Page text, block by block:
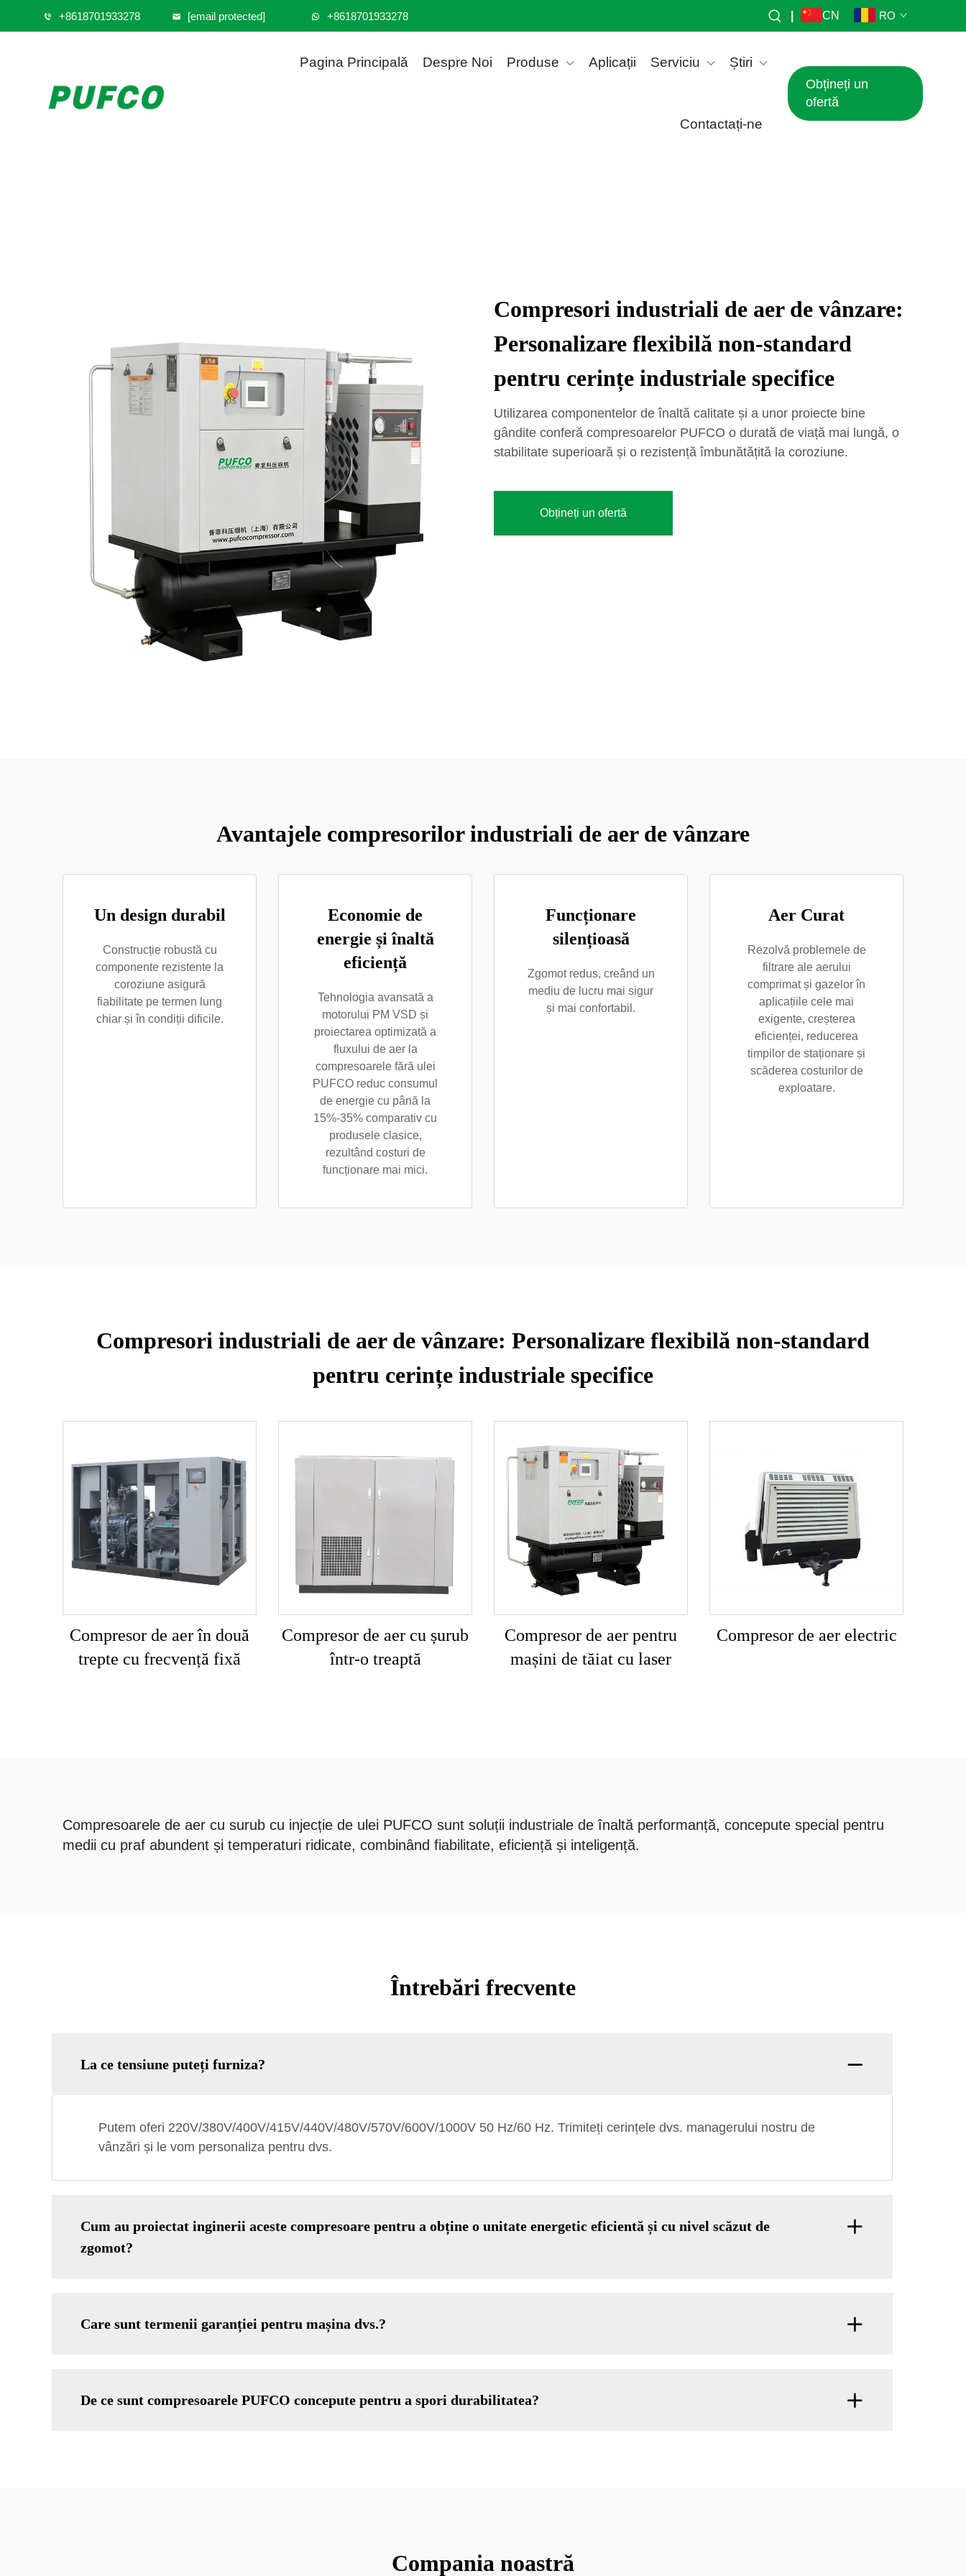
+8618701933278 [email protected] +8618701933278 CN RO
Pagina Principală Despre Noi Produse Aplicații Serviciu Știri
Contactați-ne
Obțineți un
ofertă
Compresori industriali de aer de vânzare:
Personalizare flexibilă non-standard
pentru cerințe industriale specifice
Utilizarea componentelor de înaltă calitate și a unor proiecte bine
gândite conferă compresoarelor PUFCO o durată de viață mai lungă, o
stabilitate superioară și o rezistență îmbunătățită la coroziune.
Obțineți un ofertă
Avantajele compresorilor industriali de aer de vânzare
Un design durabil
Construcție robustă cu
componente rezistente la
coroziune asigură
fiabilitate pe termen lung
chiar și în condiții dificile.
Economie de
energie și înaltă
eficiență
Tehnologia avansată a
motorului PM VSD și
proiectarea optimizată a
fluxului de aer la
compresoarele fără ulei
PUFCO reduc consumul
de energie cu până la
15%-35% comparativ cu
produsele clasice,
rezultând costuri de
funcționare mai mici.
Funcționare
silențioasă
Zgomot redus, creând un
mediu de lucru mai sigur
și mai confortabil.
Aer Curat
Rezolvă problemele de
filtrare ale aerului
comprimat și gazelor în
aplicațiile cele mai
exigente, creșterea
eficienței, reducerea
timpilor de staționare și
scăderea costurilor de
exploatare.
Compresori industriali de aer de vânzare: Personalizare flexibilă non-standard
pentru cerințe industriale specifice
Compresor de aer în două
trepte cu frecvență fixă
Compresor de aer cu șurub
într-o treaptă
Compresor de aer pentru
mașini de tăiat cu laser
Compresor de aer electric
Compresoarele de aer cu surub cu injecție de ulei PUFCO sunt soluții industriale de înaltă performanță, concepute special pentru
medii cu praf abundent și temperaturi ridicate, combinând fiabilitate, eficiență și inteligență.
Întrebări frecvente
La ce tensiune puteți furniza?
Putem oferi 220V/380V/400V/415V/440V/480V/570V/600V/1000V 50 Hz/60 Hz. Trimiteți cerințele dvs. managerului nostru de
vânzări și le vom personaliza pentru dvs.
Cum au proiectat inginerii aceste compresoare pentru a obține o unitate energetic eficientă și cu nivel scăzut de
zgomot?
Care sunt termenii garanției pentru mașina dvs.?
De ce sunt compresoarele PUFCO concepute pentru a spori durabilitatea?
Compania noastră